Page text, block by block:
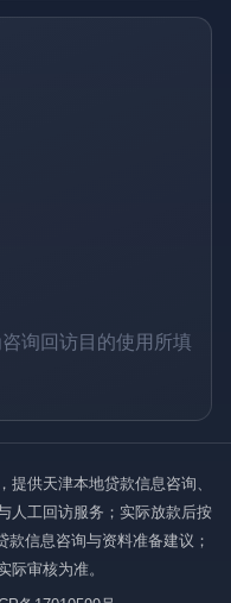
询回访目的使用所填
供天津本地贷款信息咨询、
人工回访服务；实际放款后按
信息咨询与资料准备建议；
际审核为准。